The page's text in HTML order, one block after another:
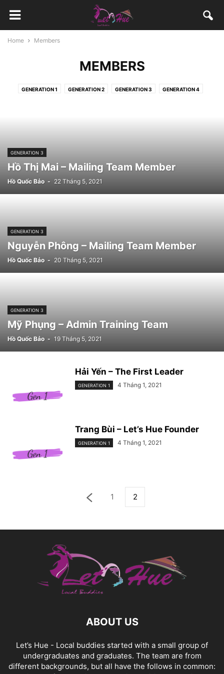
Home Members
MEMBERS
GENERATION 1 GENERATION 2 GENERATION 3 GENERATION 4
GENERATION 3
Hồ Thị Mai – Mailing Team Member
Hồ Quốc Bảo - 22 Tháng 5, 2021
GENERATION 3
Nguyễn Phông – Mailing Team Member
Hồ Quốc Bảo - 20 Tháng 5, 2021
GENERATION 3
Mỹ Phụng – Admin Training Team
Hồ Quốc Bảo - 19 Tháng 5, 2021
Hải Yến – The First Leader
GENERATION 1 4 Tháng 1, 2021
Trang Bùi – Let’s Hue Founder
GENERATION 1 4 Tháng 1, 2021
1 2
ABOUT US
Let’s Hue - Local buddies started with a small group of
undergraduates and graduates. The team are from
different backgrounds, but all have the follows in common: